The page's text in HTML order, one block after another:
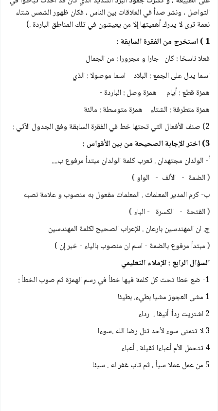
التواصل ، ونشر صدأ في العلاقات بين الناس ، فكان ظهور الشمس شتاء
نعمة تری لا يدرك أهميتها إلا من يعيشون في تلك المناطق الباردة .)
1 ) استخرج من الفقرة السابقة :
فعلا ناسخا : كان جارا و مجرورا : من الجمال
اسما يدل على الجمع : البلاد اسما موصولا : الذي
همزة قطع : أيام همزة وصل : الباردة -
همزة متطرفة : الشتاء همزة متوسطة : مالئة
2) صنف الأفعال التي تحتها خط في الفقرة السابقة وفق الجدول الآتي :
3) اختر الإجابة الصحيحة من بين الأقواس :
أ- الولدان مجتهدان . تعرب كلمة الولدان مبتدأ مرفوع ب....
( الضمة - الألف - الواو )
ب- كرم المدير المعلمات . المعلمات مفعول به منصوب و علامة نصبه
( الفتحة - الكسرة - الباء )
ج. ان المهندسين بارعان . الإعراب الصحيح لكلمة المهندسين
( مبتدأ مرفوع بالضمة - اسم ان منصوب بالياء - خبر إن )
السؤال الرابع : الإملاء التعليمي
1- ضع خطا تحت كل كلمة فيها خطأ في رسم الهمزة ثم صوب الخطأ :
1 مشى العجوز مشيا بطيء. بطيئا
2 اشتريت ردأا أنيقا . رداء
3 لا تتمنى سوء لأحد تنل رضا الله .سوءا
4 تتحمل الأم أعباءا ثقيلة . أعباء
5 من عمل عملا سيأ ، ثم تاب غفر له . سيئا